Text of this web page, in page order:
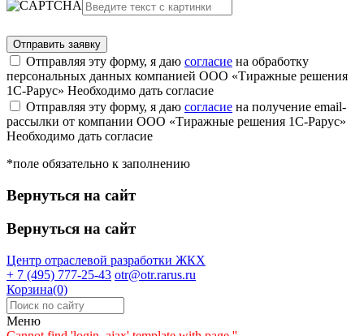
Отправляя эту форму, я даю согласие на обработку
персональных данных компанией ООО «Тиражные решения
1С-Рарус» Необходимо дать согласие
Отправляя эту форму, я даю согласие на получение email-
рассылки от компании ООО «Тиражные решения 1С-Рарус»
Необходимо дать согласие
*поле обязательно к заполнению
Вернуться на сайт
Вернуться на сайт
Центр отраслевой разработки ЖКХ
+ 7 (495) 777-25-43 otr@otr.rarus.ru
Корзина(0)
Меню